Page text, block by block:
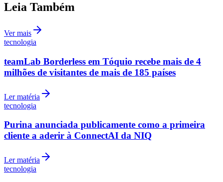
Grêmio
Leia Também
Ver mais
tecnologia
teamLab Borderless em Tóquio recebe mais de 4
milhões de visitantes de mais de 185 países
Ler matéria
tecnologia
Purina anunciada publicamente como a primeira
cliente a aderir à ConnectAI da NIQ
Ler matéria
tecnologia